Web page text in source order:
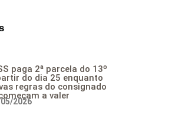
paga 2ª parcela do 13º
do dia 25 enquanto
regras do consignado
a valer
2026